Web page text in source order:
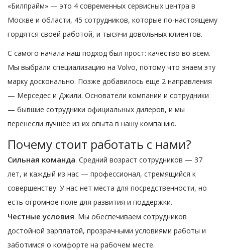
«Билпрайм» — это 4 современных сервисных центра в
Москве и области, 45 сотрудников, которые по-настоящему
гордятся своей работой, и тысячи довольных клиентов.
С самого начала наш подход был прост: качество во всём.
Мы выбрали специализацию на Volvo, потому что знаем эту
марку досконально. Позже добавилось еще 2 направления
— Мерседес и Джили. Основатели компании и сотрудники
— бывшие сотрудники официальных дилеров, и мы
перенесли лучшее из их опыта в нашу компанию.
Почему стоит работать с нами?
Сильная команда. Средний возраст сотрудников — 37
лет, и каждый из нас — профессионал, стремящийся к
совершенству. У нас нет места для посредственности, но
есть огромное поле для развития и поддержки.
Честные условия. Мы обеспечиваем сотрудников
достойной зарплатой, прозрачными условиями работы и
заботимся о комфорте на рабочем месте.